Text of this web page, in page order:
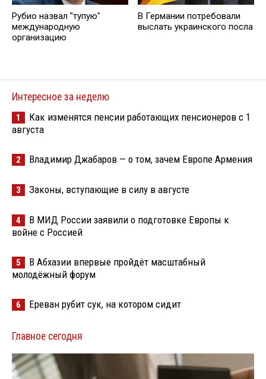
Рубио назвал "тупую"
международную
организацию
В Германии потребовали
выслать украинского посла
Интересное за неделю
1
Как изменятся пенсии работающих пенсионеров с 1
августа
2 Владимир Джабаров — о том, зачем Европе Армения
3 Законы, вступающие в силу в августе
4
В МИД России заявили о подготовке Европы к
войне с Россией
5
В Абхазии впервые пройдёт масштабный
молодёжный форум
6 Ереван рубит сук, на котором сидит
Главное сегодня